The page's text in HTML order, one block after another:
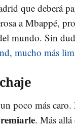
que deberá
a Mbappé,
mundo. Sin
mucho más
poco más caro.
. Más